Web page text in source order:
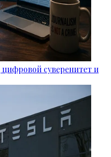
суверенитет и